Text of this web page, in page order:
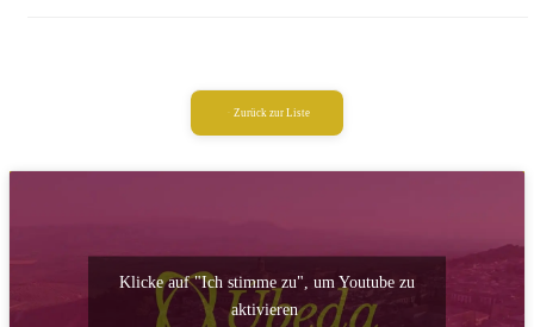
Zurück zur Liste
Klicke auf "Ich stimme zu", um Youtube zu
aktivieren